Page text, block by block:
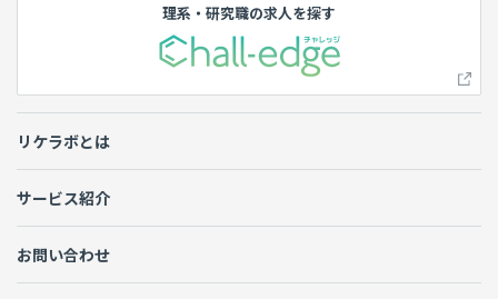
理系・研究職の求人を探す
リケラボとは
サービス紹介
お問い合わせ